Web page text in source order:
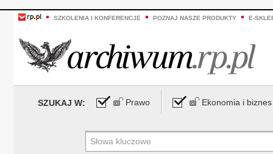
SZKOLENIA I KONFERENCJE POZNAJ NASZE PRODUKTY E-
SZUKAJ W: Prawo Ekonomia i biznes